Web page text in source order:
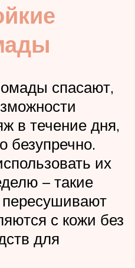
спасают,
в течение дня,
безупречно.
их
– такие
с кожи без
для